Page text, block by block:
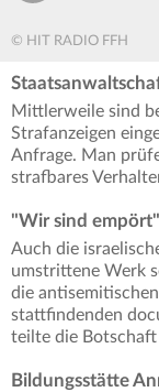
© HIT RADIO FFH
Mittlerweile sind
Strafanzeigen
Anfrage. Man
strafbares
"Wir sind empört"
Auch die
umstrittene Werk
die
stattfindenden
teilte die
Bildungsstätte